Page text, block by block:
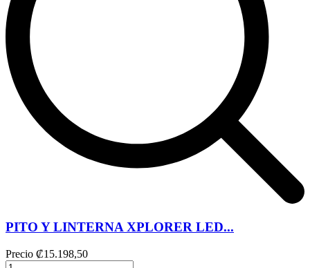
PITO Y LINTERNA XPLORER LED...
Precio ₡15.198,50